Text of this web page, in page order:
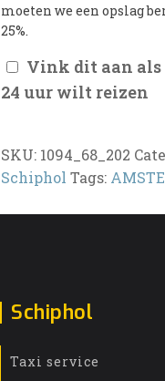
moeten we een opslag
25%.
Vink dit aan als
24 uur wilt reizen
SKU: 1094_68_202
Schiphol Tags:
Schiphol
Taxi service